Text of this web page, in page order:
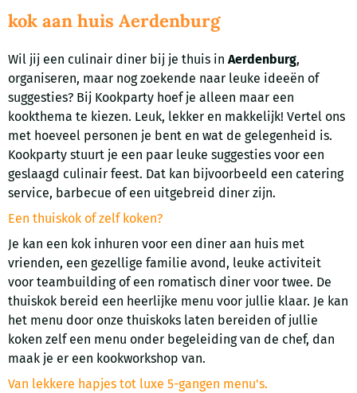
kok aan huis Aerdenburg
Wil jij een culinair diner bij je thuis in Aerdenburg,
organiseren, maar nog zoekende naar leuke ideeën of
suggesties? Bij Kookparty hoef je alleen maar een
kookthema te kiezen. Leuk, lekker en makkelijk! Vertel ons
met hoeveel personen je bent en wat de gelegenheid is.
Kookparty stuurt je een paar leuke suggesties voor een
geslaagd culinair feest. Dat kan bijvoorbeeld een catering
service, barbecue of een uitgebreid diner zijn.
Een thuiskok of zelf koken?
Je kan een kok inhuren voor een diner aan huis met
vrienden, een gezellige familie avond, leuke activiteit
voor teambuilding of een romatisch diner voor twee. De
thuiskok bereid een heerlijke menu voor jullie klaar. Je kan
het menu door onze thuiskoks laten bereiden of jullie
koken zelf een menu onder begeleiding van de chef, dan
maak je er een kookworkshop van.
Van lekkere hapjes tot luxe 5-gangen menu's.